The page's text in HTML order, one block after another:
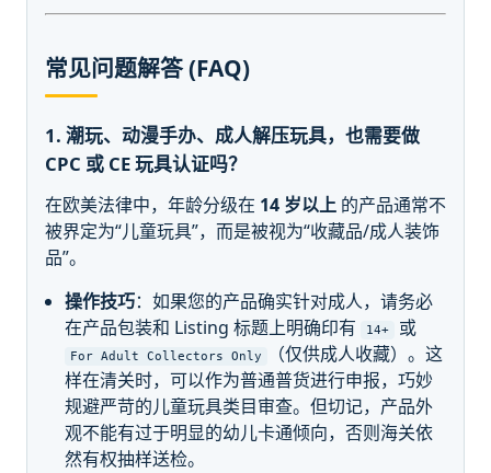
常见问题解答 (FAQ)
1. 潮玩、动漫手办、成人解压玩具，也需要做
CPC 或 CE 玩具认证吗？
在欧美法律中，年龄分级在 14 岁以上 的产品通常不
被界定为“儿童玩具”，而是被视为“收藏品/成人装饰
品”。
操作技巧：如果您的产品确实针对成人，请务必
在产品包装和 Listing 标题上明确印有
14+ 或
For Adult Collectors Only
（仅供成人收藏）。这
样在清关时，可以作为普通普货进行申报，巧妙
规避严苛的儿童玩具类目审查。但切记，产品外
观不能有过于明显的幼儿卡通倾向，否则海关依
然有权抽样送检。